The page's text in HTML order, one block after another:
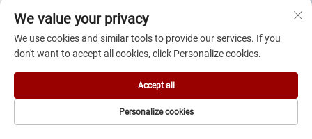
НАЧАЛНА
We value your privacy
We use cookies and similar tools to provide our services. If you
don't want to accept all cookies, click Personalize cookies.
Personalize cookies
Accept all